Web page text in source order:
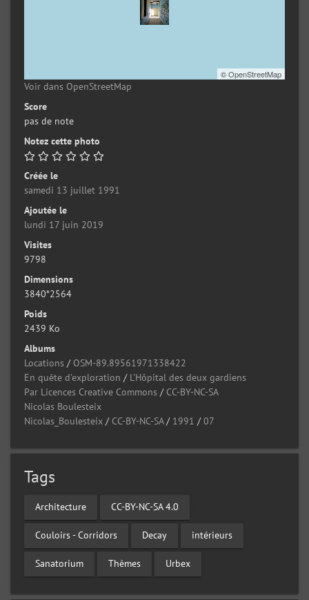
©OpenStreetMap
Voir dans OpenStreetMap
Score
pas de note
Notez cette photo
Créée le
samedi 13 juillet 1991
Ajoutée le
lundi 17 juin 2019
Visites
9798
Dimensions
3840*2564
Poids
2439 Ko
Albums
Locations / OSM-89.89561971338422
En quête d'exploration / L'Hôpital des deux gardiens
Par Licences Creative Commons / CC-BY-NC-SA
Nicolas Boulesteix
Nicolas_Boulesteix / CC-BY-NC-SA/ 1991 /07
Tags
Architecture CC-BY-NC-SA 4.0
Couloirs - Corridors Decay intérieurs
Sanatorium Thèmes Urbex